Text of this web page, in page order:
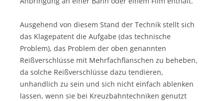
Ausgehend von diesem Stand der Technik stellt sich
das Klagepatent die Aufgabe (das technische
Problem), das Problem der oben genannten
Reißverschlüsse mit Mehrfachflanschen zu beheben,
da solche Reißverschlüsse dazu tendieren,
unhandlich zu sein und sich nicht einfach ablenken
lassen, wenn sie bei Kreuzbahntechniken genutzt